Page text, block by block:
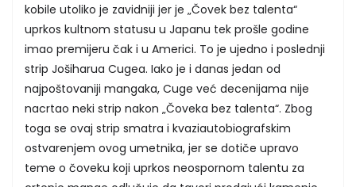
kobile utoliko je zavidniji jer je „Čovek bez talenta“
uprkos kultnom statusu u Japanu tek prošle godine
imao premijeru čak i u Americi. To je ujedno i poslednji
strip Jošiharua Cugea. Iako je i danas jedan od
najpoštovaniji mangaka, Cuge već decenijama nije
nacrtao neki strip nakon „Čoveka bez talenta“. Zbog
toga se ovaj strip smatra i kvaziautobiografskim
ostvarenjem ovog umetnika, jer se dotiče upravo
teme o čoveku koji uprkos neospornom talentu za